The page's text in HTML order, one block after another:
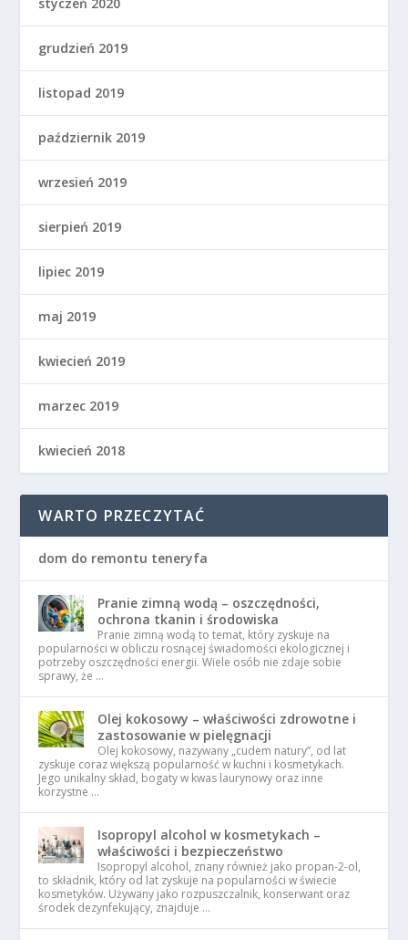
grudzień 2019
listopad 2019
październik 2019
wrzesień 2019
sierpień 2019
lipiec 2019
maj 2019
kwiecień 2019
marzec 2019
kwiecień 2018
WARTO PRZECZYTAĆ
dom do remontu teneryfa
Pranie zimną wodą – oszczędności,
ochrona tkanin i środowiska
Pranie zimną wodą to temat, który zyskuje na
popularności w obliczu rosnącej świadomości ekologicznej i
potrzeby oszczędności energii. Wiele osób nie zdaje sobie
sprawy, że …
Olej kokosowy – właściwości zdrowotne i
zastosowanie w pielęgnacji
Olej kokosowy, nazywany „cudem natury”, od lat
zyskuje coraz większą popularność w kuchni i kosmetykach.
Jego unikalny skład, bogaty w kwas laurynowy oraz inne
korzystne …
Isopropyl alcohol w kosmetykach –
właściwości i bezpieczeństwo
Isopropyl alcohol, znany również jako propan-2-ol,
to składnik, który od lat zyskuje na popularności w świecie
kosmetyków. Używany jako rozpuszczalnik, konserwant oraz
środek dezynfekujący, znajduje …